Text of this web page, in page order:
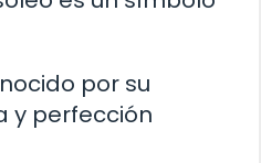
por su
y perfección